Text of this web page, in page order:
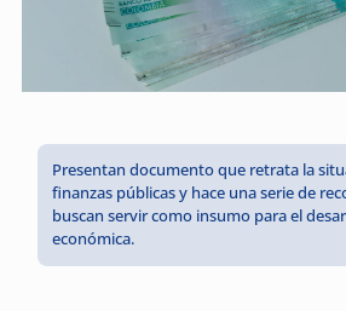
Presentan documento que retrata la
finanzas públicas y hace una serie de
buscan servir como insumo para el
económica.